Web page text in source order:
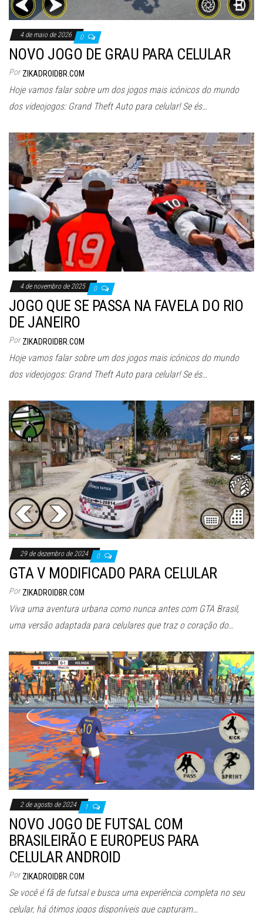
4 de maio de 2026 0
NOVO JOGO DE GRAU PARA CELULAR
Por ZIKADROIDBR.COM
Hoje vamos falar sobre um dos jogos mais icónicos do mundo
dos videojogos: Grand Theft Auto para celular! Se és…
4 de novembro de 2025 0
JOGO QUE SE PASSA NA FAVELA DO RIO
DE JANEIRO
Por ZIKADROIDBR.COM
Hoje vamos falar sobre um dos jogos mais icónicos do mundo
dos videojogos: Grand Theft Auto para celular! Se és…
29 de dezembro de 2024 0
GTA V MODIFICADO PARA CELULAR
Por ZIKADROIDBR.COM
Viva uma aventura urbana como nunca antes com GTA Brasil,
uma versão adaptada para celulares que traz o coração do…
2 de agosto de 2024 1
NOVO JOGO DE FUTSAL COM
BRASILEIRÃO E EUROPEUS PARA
CELULAR ANDROID
Por ZIKADROIDBR.COM
Se você é fã de futsal e busca uma experiência completa no seu
celular, há ótimos jogos disponíveis que capturam…